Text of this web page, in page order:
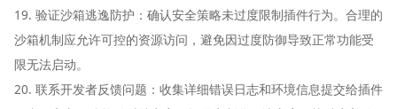
19. 验证沙箱逃逸防护：确认安全策略未过度限制插件行为。合理的
沙箱机制应允许可控的资源访问，避免因过度防御导致正常功能受
限无法启动。
20. 联系开发者反馈问题：收集详细错误日志和环境信息提交给插件